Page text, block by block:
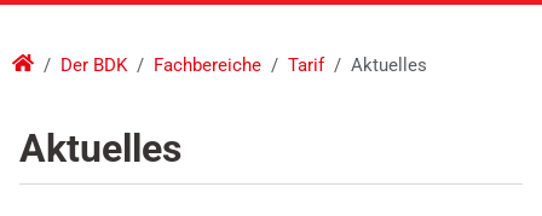
Der BDK Fachbereiche Tarif Aktuelles
Aktuelles